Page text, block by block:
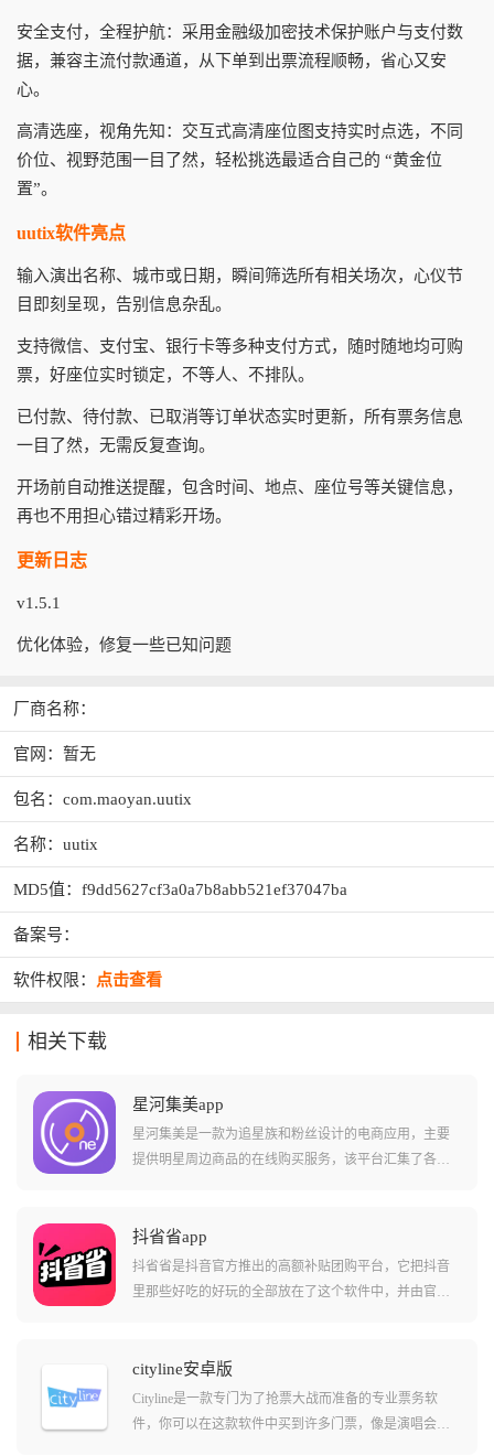
安全支付，全程护航：采用金融级加密技术保护账户与支付数
据，兼容主流付款通道，从下单到出票流程顺畅，省心又安
心。
高清选座，视角先知：交互式高清座位图支持实时点选，不同
价位、视野范围一目了然，轻松挑选最适合自己的 “黄金位
置”。
uutix软件亮点
输入演出名称、城市或日期，瞬间筛选所有相关场次，心仪节
目即刻呈现，告别信息杂乱。
支持微信、支付宝、银行卡等多种支付方式，随时随地均可购
票，好座位实时锁定，不等人、不排队。
已付款、待付款、已取消等订单状态实时更新，所有票务信息
一目了然，无需反复查询。
开场前自动推送提醒，包含时间、地点、座位号等关键信息，
再也不用担心错过精彩开场。
更新日志
v1.5.1
优化体验，修复一些已知问题
厂商名称：
官网：暂无
包名：com.maoyan.uutix
名称：uutix
MD5值：f9dd5627cf3a0a7b8abb521ef37047ba
备案号：
软件权限： 点击查看
相关下载
星河集美app
星河集美是一款为追星族和粉丝设计的电商应用，主要
提供明星周边商品的在线购买服务，该平台汇集了各类
作界面和方便快捷的一键式登录方式。
抖省省app
抖省省是抖音官方推出的高额补贴团购平台，它把抖音
里那些好吃的好玩的全部放在了这个软件中，并由官方
不同平台比价的烦恼，是出门逛街必带的省钱软件。
cityline安卓版
Cityline是一款专门为了抢票大战而准备的专业票务软
件，你可以在这款软件中买到许多门票，像是演唱会、